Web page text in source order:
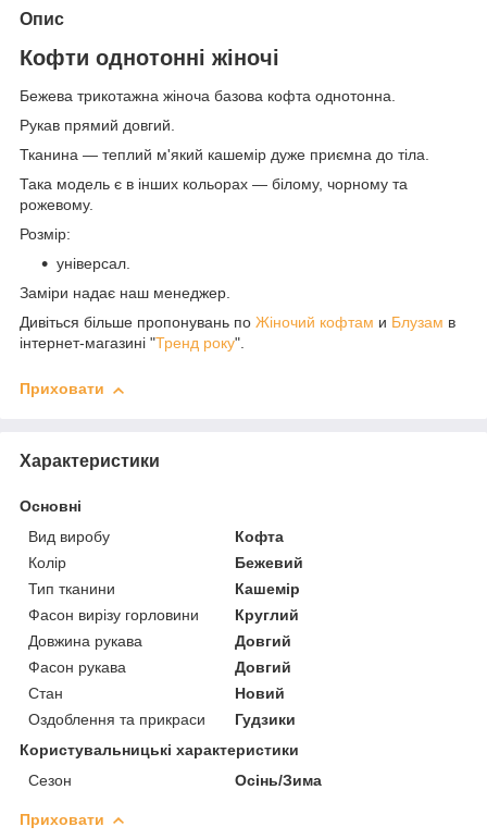
Опис
Кофти однотонні жіночі
Бежева трикотажна жіноча базова кофта однотонна.
Рукав прямий довгий.
Тканина — теплий м'який кашемір дуже приємна до тіла.
Така модель є в інших кольорах — білому, чорному та
рожевому.
Розмір:
універсал.
Заміри надає наш менеджер.
Дивіться більше пропонувань по Жіночий кофтам и Блузам в
інтернет-магазині "Тренд року".
Приховати
Характеристики
Основні
Вид виробу
Кофта
Колір
Бежевий
Тип тканини
Кашемір
Фасон вирізу горловини
Круглий
Довжина рукава
Довгий
Фасон рукава
Довгий
Стан
Новий
Оздоблення та прикраси
Гудзики
Користувальницькі характеристики
Сезон
Осінь/Зима
Приховати